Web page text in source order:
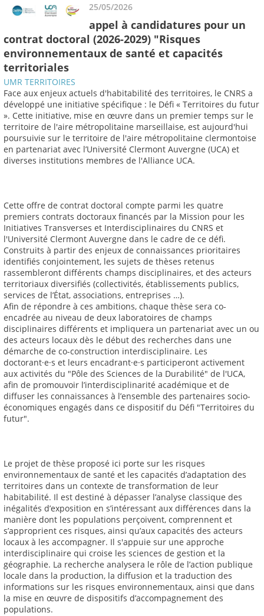
25/05/2026
appel à candidatures pour un
contrat doctoral (2026-2029) "Risques
environnementaux de santé et capacités
territoriales
UMR TERRITOIRES
Face aux enjeux actuels d'habitabilité des territoires, le CNRS a
développé une initiative spécifique : le Défi « Territoires du futur
». Cette initiative, mise en œuvre dans un premier temps sur le
territoire de l'aire métropolitaine marseillaise, est aujourd'hui
poursuivie sur le territoire de l'aire métropolitaine clermontoise
en partenariat avec l’Université Clermont Auvergne (UCA) et
diverses institutions membres de l'Alliance UCA.
Cette offre de contrat doctoral compte parmi les quatre
premiers contrats doctoraux financés par la Mission pour les
Initiatives Transverses et Interdisciplinaires du CNRS et
l'Université Clermont Auvergne dans le cadre de ce défi.
Construits à partir des enjeux de connaissances prioritaires
identifiés conjointement, les sujets de thèses retenus
rassembleront différents champs disciplinaires, et des acteurs
territoriaux diversifiés (collectivités, établissements publics,
services de l’État, associations, entreprises …).
Afin de répondre à ces ambitions, chaque thèse sera co-
encadrée au niveau de deux laboratoires de champs
disciplinaires différents et impliquera un partenariat avec un ou
des acteurs locaux dès le début des recherches dans une
démarche de co-construction interdisciplinaire. Les
doctorant·e·s et leurs encadrant·e·s participeront activement
aux activités du "Pôle des Sciences de la Durabilité" de l'UCA,
afin de promouvoir l’interdisciplinarité académique et de
diffuser les connaissances à l’ensemble des partenaires socio-
économiques engagés dans ce dispositif du Défi "Territoires du
futur".
Le projet de thèse proposé ici porte sur les risques
environnementaux de santé et les capacités d’adaptation des
territoires dans un contexte de transformation de leur
habitabilité. Il est destiné à dépasser l’analyse classique des
inégalités d’exposition en s’intéressant aux différences dans la
manière dont les populations perçoivent, comprennent et
s’approprient ces risques, ainsi qu’aux capacités des acteurs
locaux à les accompagner. Il s'appuie sur une approche
interdisciplinaire qui croise les sciences de gestion et la
géographie. La recherche analysera le rôle de l’action publique
locale dans la production, la diffusion et la traduction des
informations sur les risques environnementaux, ainsi que dans
la mise en œuvre de dispositifs d’accompagnement des
populations.